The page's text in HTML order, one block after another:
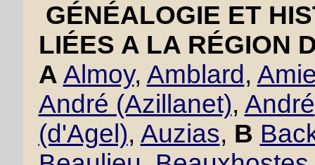
GÉNÉALOGIE ET
LIÉES A LA RÉGION
A Almoy, Amblard ,
André (Azillanet), André
(d'Agel), Auzias, B